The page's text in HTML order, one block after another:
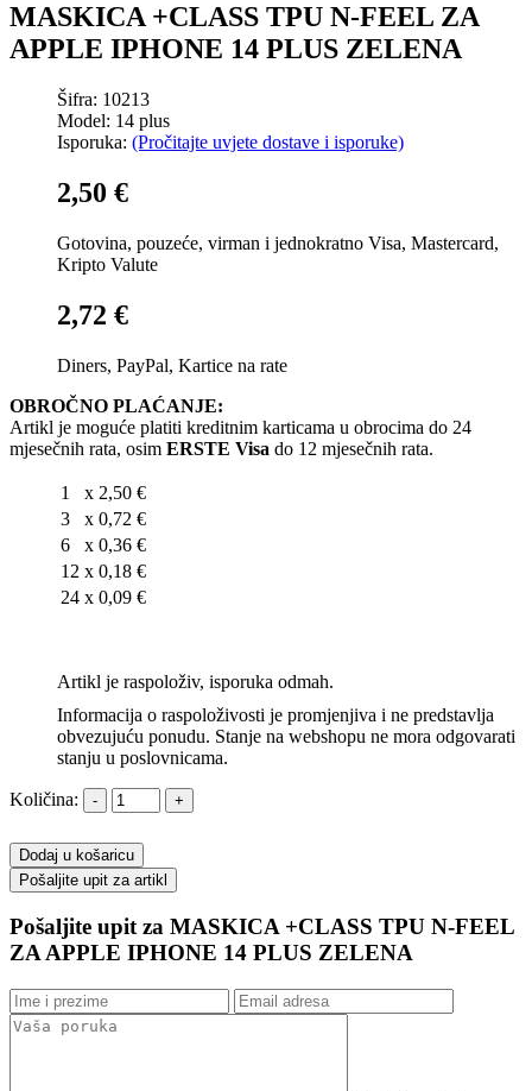
MASKICA +CLASS TPU N-FEEL ZA
APPLE IPHONE 14 PLUS ZELENA
Šifra: 10213
Model: 14 plus
Isporuka: (Pročitajte uvjete dostave i isporuke)
2,50 €
Gotovina, pouzeće, virman i jednokratno Visa, Mastercard,
Kripto Valute
2,72 €
Diners, PayPal, Kartice na rate
OBROČNO PLAĆANJE:
Artikl je moguće platiti kreditnim karticama u obrocima do 24
mjesečnih rata, osim ERSTE Visa do 12 mjesečnih rata.
1 x 2,50 €
3
x 0,72 €
6
x 0,36 €
12 x 0,18 €
24 x 0,09 €
Artikl je raspoloživ, isporuka odmah.
Informacija o raspoloživosti je promjenjiva i ne predstavlja
obvezujuću ponudu. Stanje na webshopu ne mora odgovarati
stanju u poslovnicama.
Količina:
Dodaj u košaricu
Pošaljite upit za MASKICA +CLASS TPU N-FEEL
ZA APPLE IPHONE 14 PLUS ZELENA